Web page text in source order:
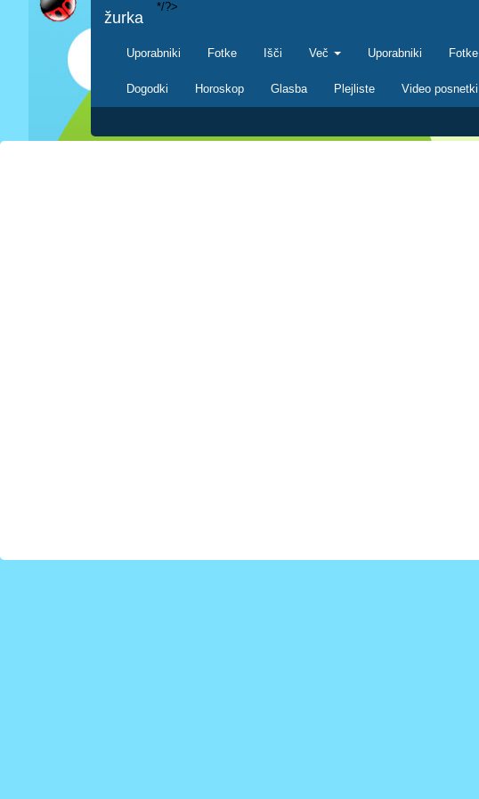
žurka
Uporabniki Fotke Išči Več Uporabniki Fotke
Dogodki Horoskop Glasba Plejliste Video posnetki
*/?>